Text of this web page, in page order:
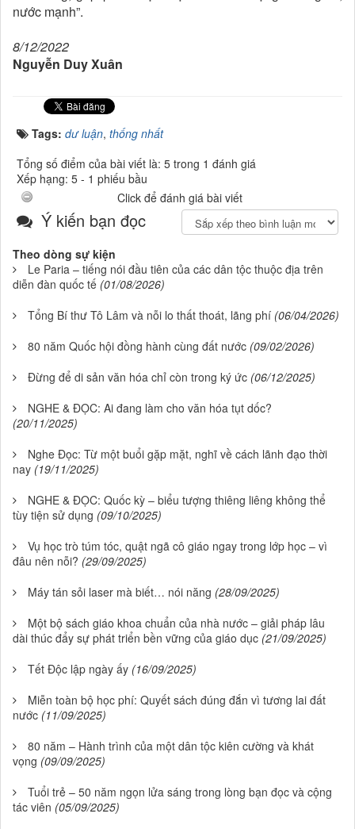
nước mạnh”.
8/12/2022
Nguyễn Duy Xuân
Tags: dư luận, thống nhất
Tổng số điểm của bài viết là: 5 trong 1 đánh giá
Xếp hạng: 5 - 1 phiếu bầu
Click để đánh giá bài viết
Ý kiến bạn đọc
Theo dòng sự kiện
Le Paria – tiếng nói đầu tiên của các dân tộc thuộc địa trên
diễn đàn quốc tế (01/08/2026)
Tổng Bí thư Tô Lâm và nỗi lo thất thoát, lãng phí (06/04/2026)
80 năm Quốc hội đồng hành cùng đất nước (09/02/2026)
Đừng để di sản văn hóa chỉ còn trong ký ức (06/12/2025)
NGHE & ĐỌC: Ai đang làm cho văn hóa tụt dốc?
(20/11/2025)
Nghe Đọc: Từ một buổi gặp mặt, nghĩ về cách lãnh đạo thời
nay (19/11/2025)
NGHE & ĐỌC: Quốc kỳ – biểu tượng thiêng liêng không thể
tùy tiện sử dụng (09/10/2025)
Vụ học trò túm tóc, quật ngã cô giáo ngay trong lớp học – vì
đâu nên nỗi? (29/09/2025)
Máy tán sỏi laser mà biết… nói năng (28/09/2025)
Một bộ sách giáo khoa chuẩn của nhà nước – giải pháp lâu
dài thúc đẩy sự phát triển bền vững của giáo dục (21/09/2025)
Tết Độc lập ngày ấy (16/09/2025)
Miễn toàn bộ học phí: Quyết sách đúng đắn vì tương lai đất
nước (11/09/2025)
80 năm – Hành trình của một dân tộc kiên cường và khát
vọng (09/09/2025)
Tuổi trẻ – 50 năm ngọn lửa sáng trong lòng bạn đọc và cộng
tác viên (05/09/2025)